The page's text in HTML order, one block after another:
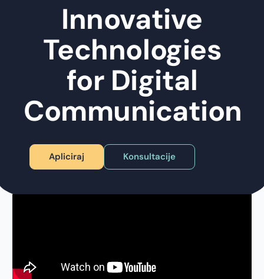
Innovative
Technologies
for Digital
Communication
Apliciraj Konsultacije